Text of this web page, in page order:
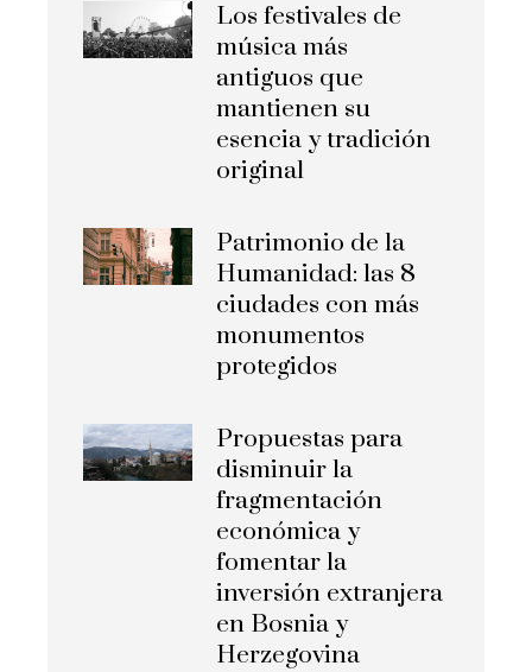
Los festivales de
música más
antiguos que
mantienen su
esencia y tradición
original
Patrimonio de la
Humanidad: las 8
ciudades con más
monumentos
protegidos
Propuestas para
disminuir la
fragmentación
económica y
fomentar la
inversión extranjera
en Bosnia y
Herzegovina